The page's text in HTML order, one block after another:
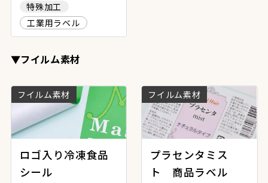
特殊加工
工業用ラベル
▼フイルム素材
フイルム素材
ロゴ入り冷凍食品
シール
フイルム素材
プラセンタミス
ト 商品ラベル